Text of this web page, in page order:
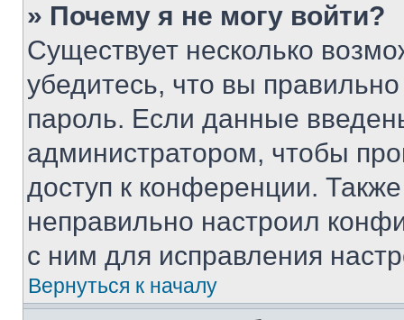
» Почему я не могу войти?
Существует несколько
убедитесь, что вы
пароль. Если данные
администратором, чтобы
доступ к конференции.
неправильно настроил
с ним для исправления
Вернуться к началу